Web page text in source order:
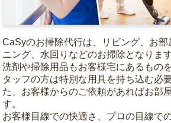
CaSyのお掃除代行は、リビング、お部
ニング、水回りなどのお掃除となります
洗剤や掃除用品もお客様宅にあるもの
タッフの方は特別な用具を持ち込む必
た、お客様からのご依頼があればお部
す。
お客様目線での快適さ、プロの目線で